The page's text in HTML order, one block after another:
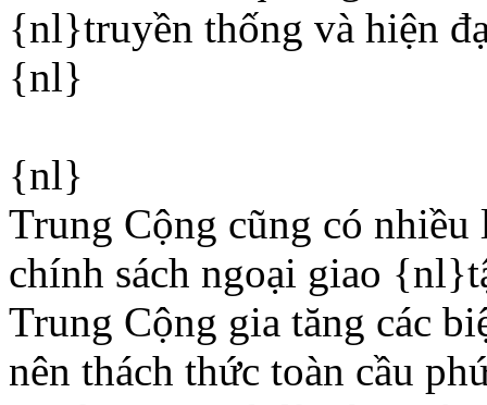
{nl}truyền thống và hiện
{nl}
{nl}
Trung Cộng cũng có
chính sách ngoại giao
Trung Cộng gia tăng các
nên thách thức toàn cầu